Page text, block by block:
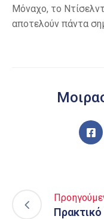
Μόναχο, το
αποτελούν πάντα